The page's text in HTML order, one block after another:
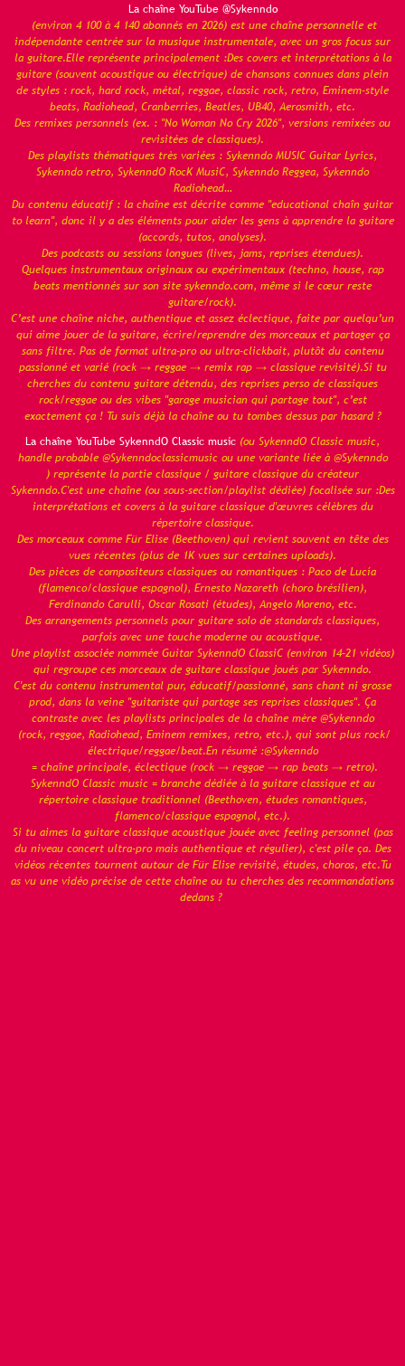
La chaîne YouTube @Sykenndo
(environ 4 100 à 4 140 abonnés en 2026) est une chaîne personnelle et
indépendante centrée sur la musique instrumentale, avec un gros focus sur
la guitare.Elle représente principalement :Des covers et interprétations à la
guitare (souvent acoustique ou électrique) de chansons connues dans plein
de styles : rock, hard rock, métal, reggae, classic rock, retro, Eminem-style
beats, Radiohead, Cranberries, Beatles, UB40, Aerosmith, etc.
Des remixes personnels (ex. : "No Woman No Cry 2026", versions remixées ou
revisitées de classiques).
Des playlists thématiques très variées : Sykenndo MUSIC Guitar Lyrics,
Sykenndo retro, SykenndO RocK MusiC, Sykenndo Reggea, Sykenndo
Radiohead…
Du contenu éducatif : la chaîne est décrite comme "educational chaîn guitar
to learn", donc il y a des éléments pour aider les gens à apprendre la guitare
(accords, tutos, analyses).
Des podcasts ou sessions longues (lives, jams, reprises étendues).
Quelques instrumentaux originaux ou expérimentaux (techno, house, rap
beats mentionnés sur son site sykenndo.com, même si le cœur reste
guitare/rock).
C’est une chaîne niche, authentique et assez éclectique, faite par quelqu’un
qui aime jouer de la guitare, écrire/reprendre des morceaux et partager ça
sans filtre. Pas de format ultra-pro ou ultra-clickbait, plutôt du contenu
passionné et varié (rock → reggae → remix rap → classique revisité).Si tu
cherches du contenu guitare détendu, des reprises perso de classiques
rock/reggae ou des vibes "garage musician qui partage tout", c’est
exactement ça ! Tu suis déjà la chaîne ou tu tombes dessus par hasard ?
La chaîne YouTube SykenndO Classic music (ou SykenndO Classic music,
handle probable @Sykenndoclassicmusic ou une variante liée à @Sykenndo
) représente la partie classique / guitare classique du créateur
Sykenndo.C'est une chaîne (ou sous-section/playlist dédiée) focalisée sur :Des
interprétations et covers à la guitare classique d'œuvres célèbres du
répertoire classique.
Des morceaux comme Für Elise (Beethoven) qui revient souvent en tête des
vues récentes (plus de 1K vues sur certaines uploads).
Des pièces de compositeurs classiques ou romantiques : Paco de Lucía
(flamenco/classique espagnol), Ernesto Nazareth (choro brésilien),
Ferdinando Carulli, Oscar Rosati (études), Angelo Moreno, etc.
Des arrangements personnels pour guitare solo de standards classiques,
parfois avec une touche moderne ou acoustique.
Une playlist associée nommée Guitar SykenndO ClassiC (environ 14–21 vidéos)
qui regroupe ces morceaux de guitare classique joués par Sykenndo.
C'est du contenu instrumental pur, éducatif/passionné, sans chant ni grosse
prod, dans la veine "guitariste qui partage ses reprises classiques". Ça
contraste avec les playlists principales de la chaîne mère @Sykenndo
(rock, reggae, Radiohead, Eminem remixes, retro, etc.), qui sont plus rock/
électrique/reggae/beat.En résumé :@Sykenndo
= chaîne principale, éclectique (rock → reggae → rap beats → retro).
SykenndO Classic music = branche dédiée à la guitare classique et au
répertoire classique traditionnel (Beethoven, études romantiques,
flamenco/classique espagnol, etc.).
Si tu aimes la guitare classique acoustique jouée avec feeling personnel (pas
du niveau concert ultra-pro mais authentique et régulier), c'est pile ça. Des
vidéos récentes tournent autour de Für Elise revisité, études, choros, etc.Tu
as vu une vidéo précise de cette chaîne ou tu cherches des recommandations
dedans ?